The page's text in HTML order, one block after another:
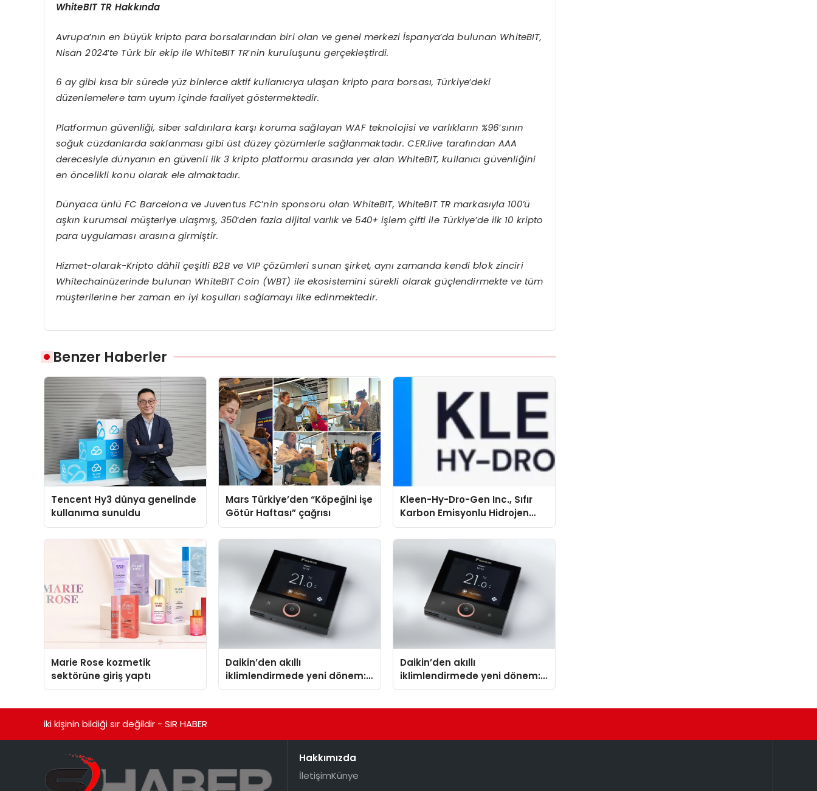
WhiteBIT TR Hakkında
Avrupa’nın en büyük kripto para borsalarından biri olan ve genel merkezi İspanya’da bulunan WhiteBIT,
Nisan 2024’te Türk bir ekip ile WhiteBIT TR’nin kuruluşunu gerçekleştirdi.
6 ay gibi kısa bir sürede yüz binlerce aktif kullanıcıya ulaşan kripto para borsası, Türkiye’deki
düzenlemelere tam uyum içinde faaliyet göstermektedir.
Platformun güvenliği, siber saldırılara karşı koruma sağlayan WAF teknolojisi ve varlıkların %96’sının
soğuk cüzdanlarda saklanması gibi üst düzey çözümlerle sağlanmaktadır. CER.live tarafından AAA
derecesiyle dünyanın en güvenli ilk 3 kripto platformu arasında yer alan WhiteBIT, kullanıcı güvenliğini
en öncelikli konu olarak ele almaktadır.
Dünyaca ünlüFC Barcelona ve Juventus FC’nin sponsoru olan WhiteBIT, WhiteBIT TR markasıyla 100’ü
aşkın kurumsal müşteriye ulaşmış, 350’den fazla dijital varlık ve 540+ işlem çifti ile Türkiye’de ilk 10 kripto
para uygulaması arasına girmiştir.
Hizmet-olarak-Kripto dâhil çeşitli B2B ve VIP çözümleri sunan şirket, aynı zamanda kendi blok zinciri
Whitechainüzerinde bulunan WhiteBIT Coin (WBT) ile ekosistemini sürekli olarak güçlendirmekte ve tüm
müşterilerine her zaman en iyi koşulları sağlamayı ilke edinmektedir.
Benzer Haberler
Tencent Hy3 dünya genelinde
kullanıma sunuldu
Mars Türkiye’den “Köpeğini İşe
Götür Haftası” çağrısı
Kleen-Hy-Dro-Gen Inc., Sıfır
Karbon Emisyonlu Hidrojen
Isıtma Teknolojisinde ISO ve
TSSA Düzenleyici Onaylarını
Marie Rose kozmetik
sektörüne giriş yaptı
Daikin’den akıllı
iklimlendirmede yeni dönem:
Madoka Plus Türkiye’de
Daikin’den akıllı
iklimlendirmede yeni dönem:
Madoka Plus Türkiye’de
iki kişinin bildiği sır değildir - SIR HABER
Hakkımızda
İletişimKünye